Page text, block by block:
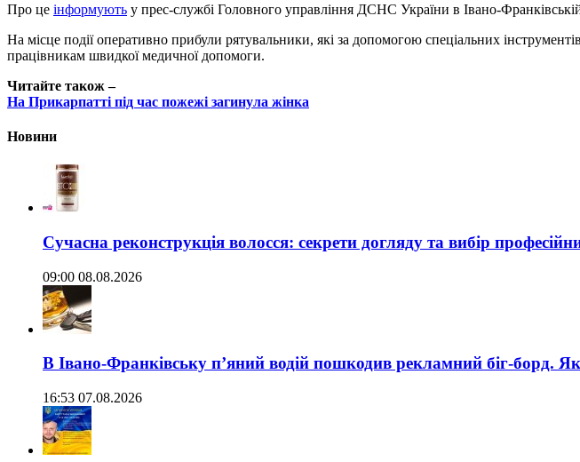
Про це інформують у прес-службі Головного управління ДСНС України в Івано-Франківській
На місце події оперативно прибули рятувальники, які за допомогою спеціальних
працівникам швидкої медичної допомоги.
Читайте також –
На Прикарпатті під час пожежі загинула жінка
Новини
Сучасна реконструкція волосся: секрети догляду та вибір
09:00 08.08.2026
В Івано-Франківську п’яний водій пошкодив рекламний біг-борд.
16:53 07.08.2026